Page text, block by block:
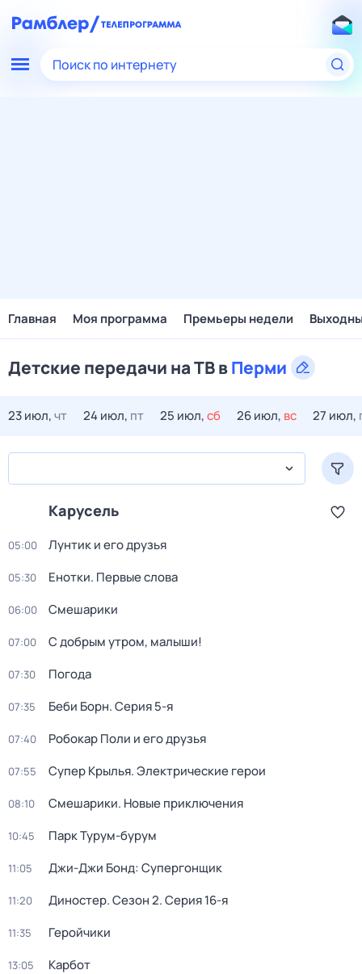
Поиск по интернету
Главная Моя программа Премьеры недели
Детские передачи на ТВ вПерми
23 июл,чт 24 июл, пт 25 июл,сб 26 июл, вс 27 июл,
Карусель
05:00 Лунтик и его друзья
05:30 Енотки. Первые слова
06:00 Смешарики
07:00 С добрым утром, малыши!
07:30 Погода
07:35 Беби Борн. Серия 5-я
07:40 Робокар Поли и его друзья
07:55 Супер Крылья. Электрические герои
08:10 Смешарики. Новые приключения
10:45 Парк Турум-бурум
11:05 Джи-Джи Бонд: Супергонщик
11:20 Диностер. Сезон 2. Серия 16-я
11:35 Геройчики
13:05 Карбот